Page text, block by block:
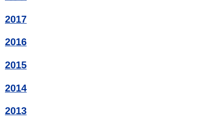
2017
2016
2015
2014
2013